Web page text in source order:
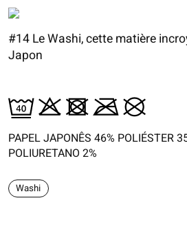
#14 Le Washi, cette matière
Japon
PAPEL JAPONÊS 46% POLIÉSTER
POLIURETANO 2%
Washi